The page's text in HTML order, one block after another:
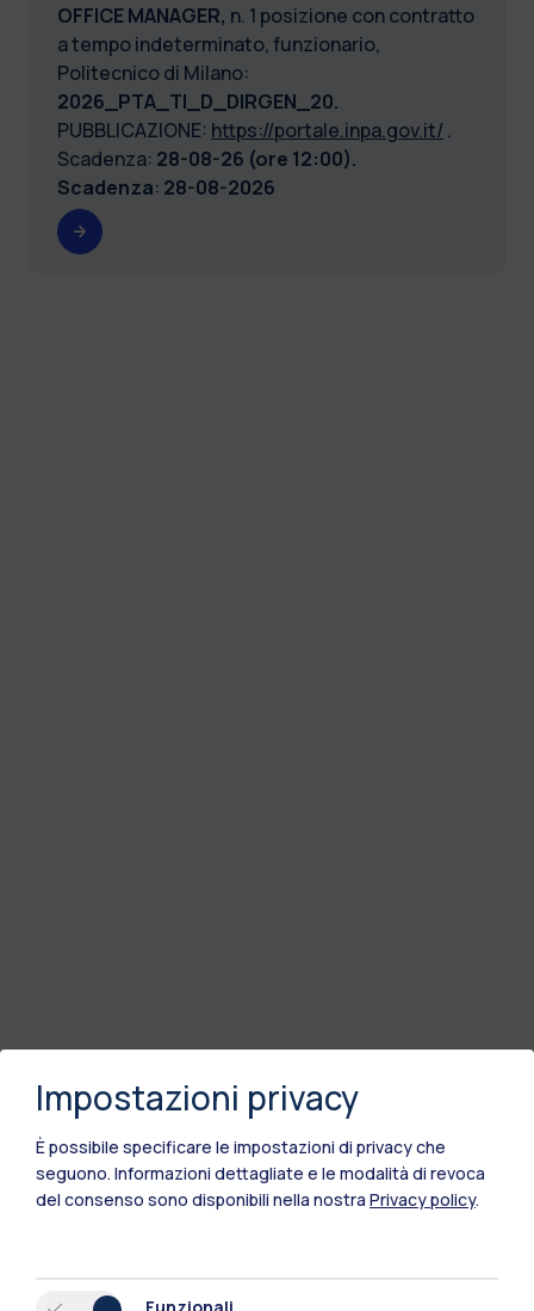
OFFICE MANAGER, n. 1 posizione con contratto
a tempo indeterminato, funzionario,
Politecnico di Milano:
2026_PTA_TI_D_DIRGEN_20.
PUBBLICAZIONE: https://portale.inpa.gov.it/ .
Scadenza: 28-08-26 (ore 12:00).
Scadenza: 28-08-2026
Tutti i siti dell’ecosistema
Impostazioni privacy
È possibile specificare le impostazioni di privacy che
seguono. Informazioni dettagliate e le modalità di revoca
del consenso sono disponibili nella nostra Privacy policy.
Funzionali